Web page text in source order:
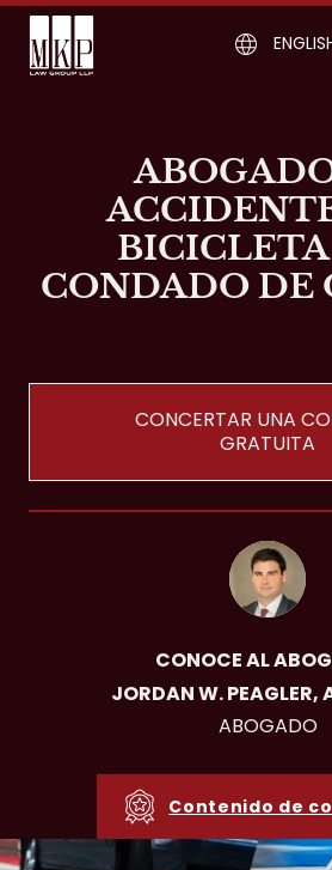
CONDADO DE
CONCERTAR UNA
GRATUITA
Contenido de
CONOCE AL
JORDAN W. PEAGLER,
ABOGADO